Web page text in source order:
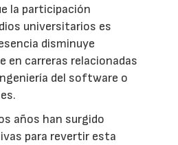
la participación
universitarios es
disminuye
en carreras relacionadas
del software o
años han surgido
para revertir esta